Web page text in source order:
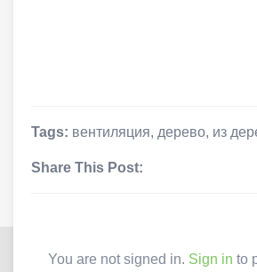
Tags: вентиляция, дерево, из
Share This Post:
You are not signed in. Sign in to